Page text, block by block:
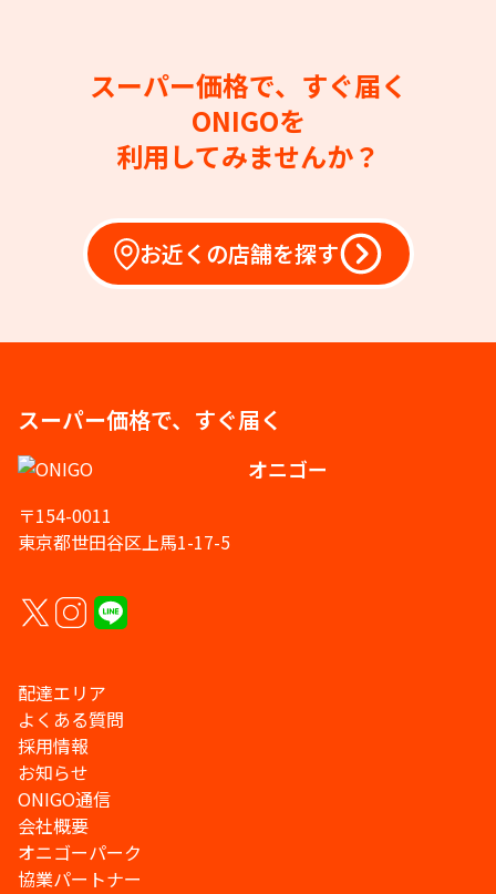
スーパー価格で、すぐ届く
ONIGOを
利用してみませんか？
お近くの店舗を探す
スーパー価格で、すぐ届く
オニゴー
〒154-0011
東京都世田谷区上馬1-17-5
配達エリア
よくある質問
採用情報
お知らせ
ONIGO通信
会社概要
オニゴーパーク
協業パートナー